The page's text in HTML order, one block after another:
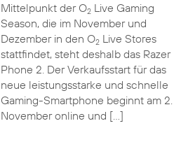
Mittelpunkt der O2Live Gaming
Season, die im November und
Dezember in den O2Live Stores
stattfindet, steht deshalb das Razer
Phone 2. Der Verkaufsstart für das
neue leistungsstarke und schnelle
Gaming-Smartphone beginnt am 2.
November online und […]